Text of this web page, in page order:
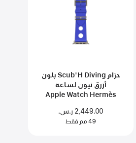
حزام Scub'H Diving بلون
أزرق نيون لساعة
Apple Watch Hermès
2,449.00 ر.س.‏
49 مم فقط